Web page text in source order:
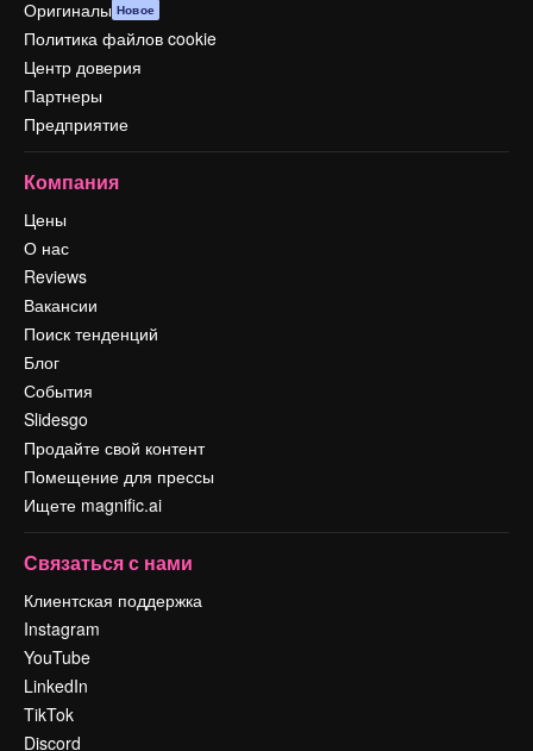
Оригиналы Новое
Политика файлов cookie
Центр доверия
Партнеры
Предприятие
Компания
Цены
О нас
Reviews
Вакансии
Поиск тенденций
Блог
События
Slidesgo
Продайте свой контент
Помещение для прессы
Ищете magnific.ai
Связаться с нами
Клиентская поддержка
Instagram
YouTube
LinkedIn
TikTok
Discord